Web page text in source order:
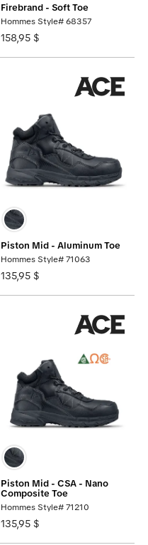
Firebrand - Soft Toe
Hommes Style# 68357
158,95 $
Piston Mid - Aluminum Toe
Hommes Style# 71063
135,95 $
Piston Mid - CSA - Nano
Composite Toe
Hommes Style# 71210
135,95 $